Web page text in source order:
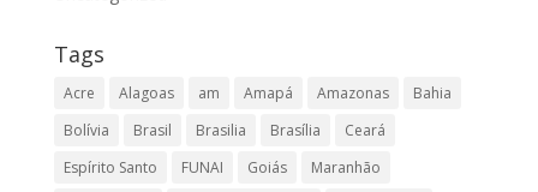
Tags
Acre Alagoas am Amapá Amazonas
Bahia
Bolívia
Brasil Brasilia Brasília
Ceará
Espírito Santo
FUNAI Goiás
Maranhão